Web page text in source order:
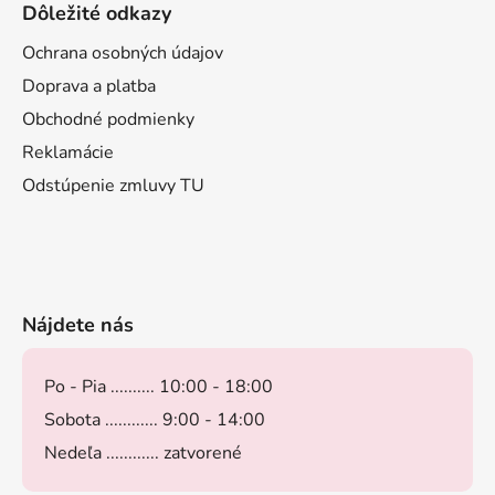
Dôležité odkazy
Ochrana osobných údajov
Doprava a platba
Obchodné podmienky
Reklamácie
Odstúpenie zmluvy TU
Nájdete nás
Po - Pia .......... 10:00 - 18:00
Sobota ............ 9:00 - 14:00
Nedeľa ............ zatvorené